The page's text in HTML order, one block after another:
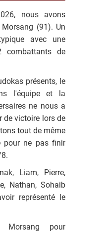
nous avons
(91). Un
avec une
combattants de
présents, le
l'équipe et la
ne nous a
de victoire lors de
tout de même
pour ne pas finir
Liam, Pierre,
Nathan, Sohaib
représenté le
pour